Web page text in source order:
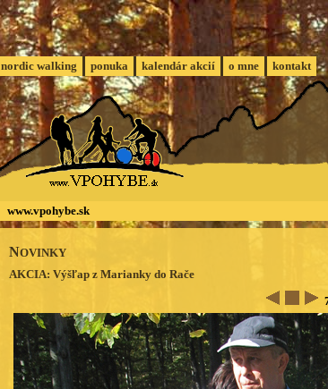
nordic walking ponuka kalendár akcií o mne kontakt
www.vpohybe.sk
NOVINKY
AKCIA: Výšľap z Marianky do Rače